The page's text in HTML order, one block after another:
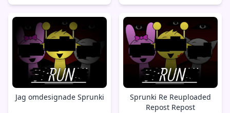
Jag omdesignade Sprunki
Sprunki Re Reuploaded
Repost Repost